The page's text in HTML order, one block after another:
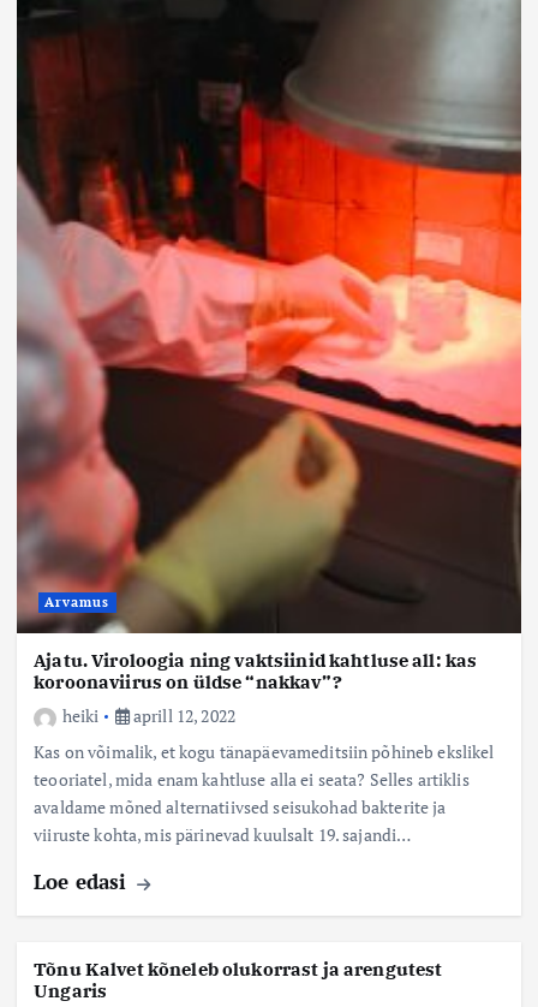
Arvamus
Ajatu. Viroloogia ning vaktsiinid kahtluse all: kas
koroonaviirus on üldse “nakkav”?
heiki
aprill 12, 2022
Kas on võimalik, et kogu tänapäevameditsiin põhineb ekslikel
teooriatel, mida enam kahtluse alla ei seata? Selles artiklis
avaldame mõned alternatiivsed seisukohad bakterite ja
viiruste kohta, mis pärinevad kuulsalt 19. sajandi…
Loe edasi
Tõnu Kalvet kõneleb olukorrast ja arengutest
Ungaris